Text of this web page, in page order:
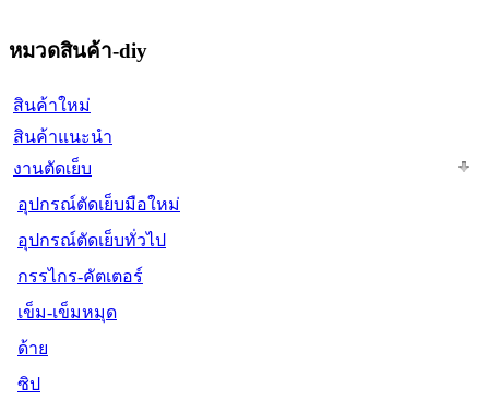
หมวดสินค้า-diy
สินค้าใหม่
สินค้าแนะนำ
งานตัดเย็บ
อุปกรณ์ตัดเย็บมือใหม่
อุปกรณ์ตัดเย็บทั่วไป
กรรไกร-คัตเตอร์
เข็ม-เข็มหมุด
ด้าย
ซิป